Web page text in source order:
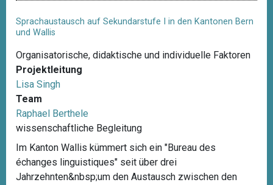
Sprachaustausch auf Sekundarstufe I in den Kantonen Bern
und Wallis
Organisatorische, didaktische und individuelle Faktoren
Projektleitung
Lisa Singh
Team
Raphael Berthele
wissenschaftliche Begleitung
Im Kanton Wallis kümmert sich ein "Bureau des
échanges linguistiques" seit über drei
Jahrzehnten&nbsp;um den Austausch zwischen den